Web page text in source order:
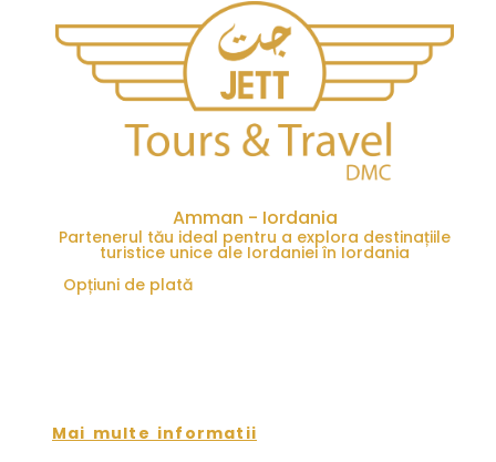
Amman - Iordania
Partenerul tău ideal pentru a explora destinațiile
turistice unice ale Iordaniei în Iordania
Opțiuni de plată
Mai multe informatii